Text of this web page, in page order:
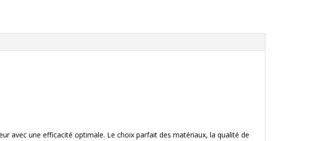
avec une efficacité optimale. Le choix parfait des matériaux, la qualité de